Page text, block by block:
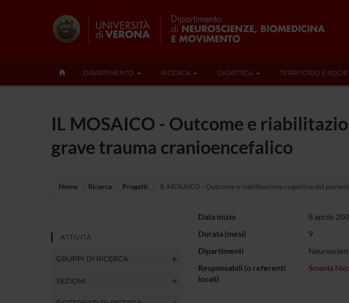
DIPARTIMENTO RICERCA DIDATTICA TERRITORIO E
IL MOSAICO - Outcome e
grave trauma cranioencefalico
Home Ricerca Progetti IL MOSAICO - Outcome e riabilitazione cognitiva del
ATTIVITÀ
GRUPPI DI RICERCA
SEZIONI
Data inizio
8 aprile
Durata (mesi)
9
Dipartimenti
Responsabili (o referenti
locali)
Smania